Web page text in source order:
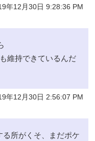
年12月30日 9:28:36 PM
維持できているんだ
年12月30日 2:56:07 PM
る所がくそ、まだポケ